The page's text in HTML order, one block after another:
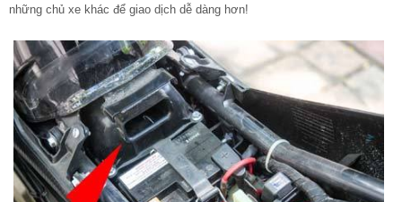
những chủ xe khác để giao dịch dễ dàng hơn!